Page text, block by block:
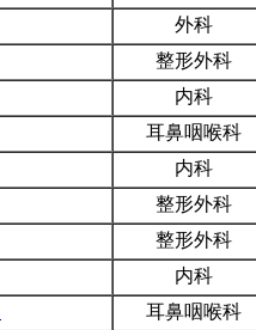
外科
整形外科
内科
耳鼻咽喉科
内科
整形外科
整形外科
内科
耳鼻咽喉科